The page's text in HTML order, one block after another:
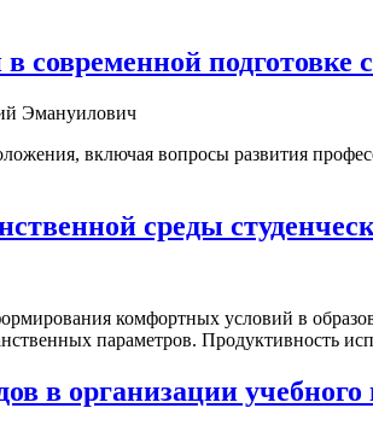
подготовке
Эмануилович
включая вопросы развития
среды
комфортных условий в
параметров. Продуктивность
в организации